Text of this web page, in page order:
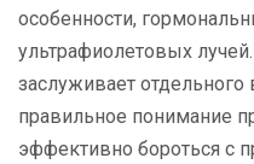
особенности,
ультрафиолетовых
заслуживает отдельного
правильное понимание
эффективно бороться с